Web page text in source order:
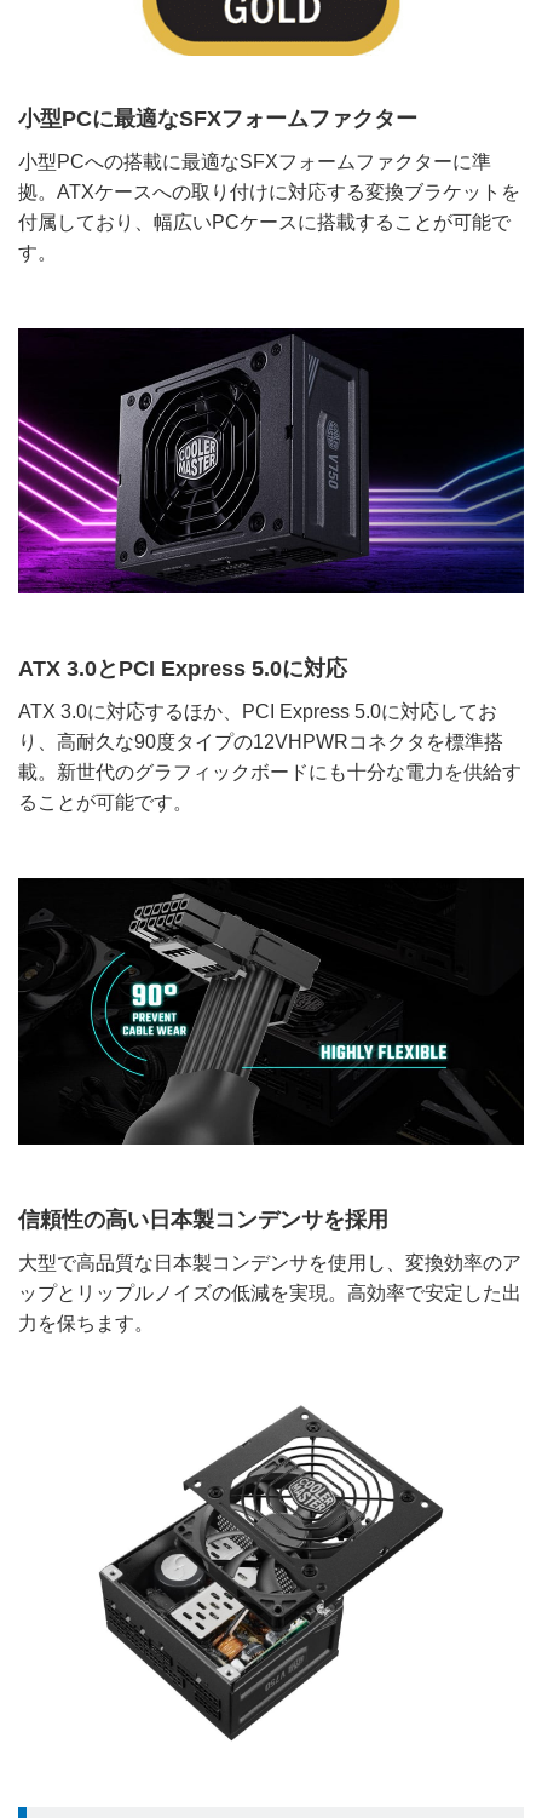
小型PCに最適なSFXフォームファクター
小型PCへの搭載に最適なSFXフォームファクターに準
拠。ATXケースへの取り付けに対応する変換ブラケットを
付属しており、幅広いPCケースに搭載することが可能で
す。
ATX 3.0とPCI Express 5.0に対応
ATX 3.0に対応するほか、PCI Express 5.0に対応してお
り、高耐久な90度タイプの12VHPWRコネクタを標準搭
載。新世代のグラフィックボードにも十分な電力を供給す
ることが可能です。
信頼性の高い日本製コンデンサを採用
大型で高品質な日本製コンデンサを使用し、変換効率のア
ップとリップルノイズの低減を実現。高効率で安定した出
力を保ちます。